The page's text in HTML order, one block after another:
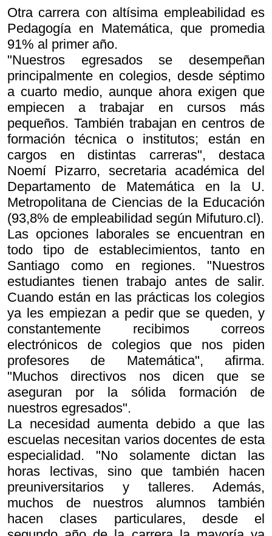
Otra carrera con altísima empleabilidad es
Pedagogía en Matemática, que promedia
91% al primer año.
"Nuestros egresados se desempeñan
principalmente en colegios, desde séptimo
a cuarto medio, aunque ahora exigen que
empiecen a trabajar en cursos más
pequeños. También trabajan en centros de
formación técnica o institutos; están en
cargos en distintas carreras", destaca
Noemí Pizarro, secretaria académica del
Departamento de Matemática en la U.
Metropolitana de Ciencias de la Educación
(93,8% de empleabilidad según Mifuturo.cl).
Las opciones laborales se encuentran en
todo tipo de establecimientos, tanto en
Santiago como en regiones. "Nuestros
estudiantes tienen trabajo antes de salir.
Cuando están en las prácticas los colegios
ya les empiezan a pedir que se queden, y
constantemente recibimos correos
electrónicos de colegios que nos piden
profesores de Matemática", afirma.
"Muchos directivos nos dicen que se
aseguran por la sólida formación de
nuestros egresados".
La necesidad aumenta debido a que las
escuelas necesitan varios docentes de esta
especialidad. "No solamente dictan las
horas lectivas, sino que también hacen
preuniversitarios y talleres. Además,
muchos de nuestros alumnos también
hacen clases particulares, desde el